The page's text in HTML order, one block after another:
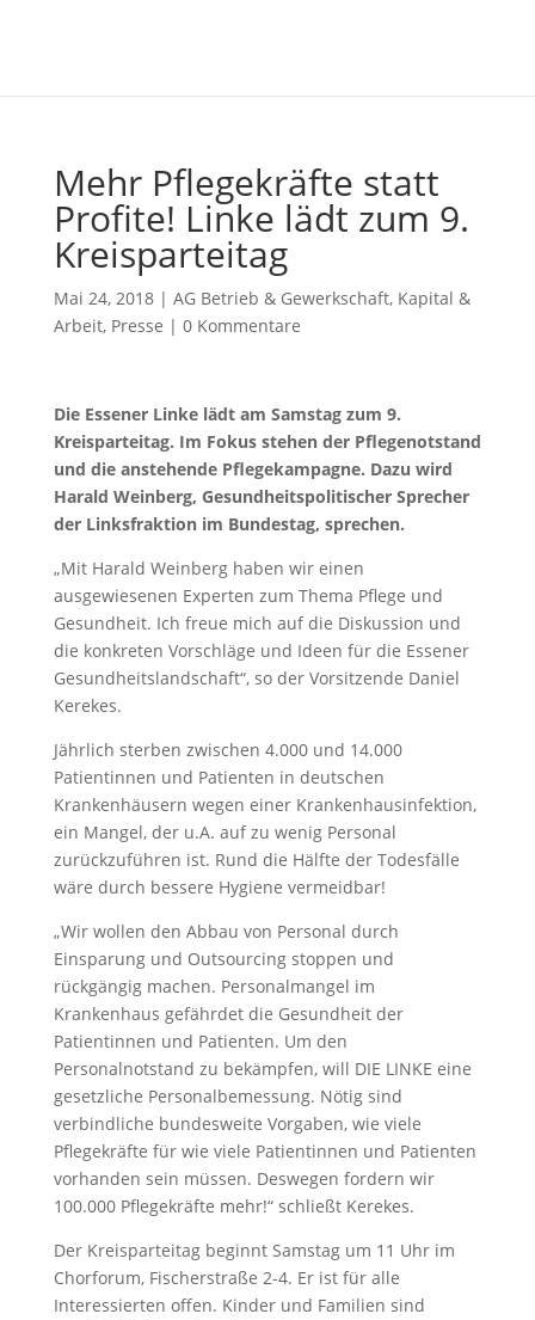
Mehr Pflegekräfte statt
Profite! Linke lädt zum 9.
Kreisparteitag
Mai 24, 2018| AG Betrieb & Gewerkschaft, Kapital &
Arbeit, Presse | 0 Kommentare
Die Essener Linke lädt am Samstag zum 9.
Kreisparteitag. Im Fokus stehen der Pflegenotstand
und die anstehende Pflegekampagne. Dazu wird
Harald Weinberg, Gesundheitspolitischer Sprecher
der Linksfraktion im Bundestag, sprechen.
„Mit Harald Weinberg haben wir einen
ausgewiesenen Experten zum Thema Pflege und
Gesundheit. Ich freue mich auf die Diskussion und
die konkreten Vorschläge und Ideen für die Essener
Gesundheitslandschaft“, so der Vorsitzende Daniel
Kerekes.
Jährlich sterben zwischen 4.000 und 14.000
Patientinnen und Patienten in deutschen
Krankenhäusern wegen einer Krankenhausinfektion,
ein Mangel, der u.A. auf zu wenig Personal
zurückzuführen ist. Rund die Hälfte der Todesfälle
wäre durch bessere Hygiene vermeidbar!
„Wir wollen den Abbau von Personal durch
Einsparung und Outsourcing stoppen und
rückgängig machen. Personalmangel im
Krankenhaus gefährdet die Gesundheit der
Patientinnen und Patienten. Um den
Personalnotstand zu bekämpfen, will DIE LINKE eine
gesetzliche Personalbemessung. Nötig sind
verbindliche bundesweite Vorgaben, wie viele
Pflegekräfte für wie viele Patientinnen und Patienten
vorhanden sein müssen. Deswegen fordern wir
100.000 Pflegekräfte mehr!“ schließt Kerekes.
Der Kreisparteitag beginnt Samstag um 11 Uhr im
Chorforum, Fischerstraße 2-4. Er ist für alle
Interessierten offen. Kinder und Familien sind